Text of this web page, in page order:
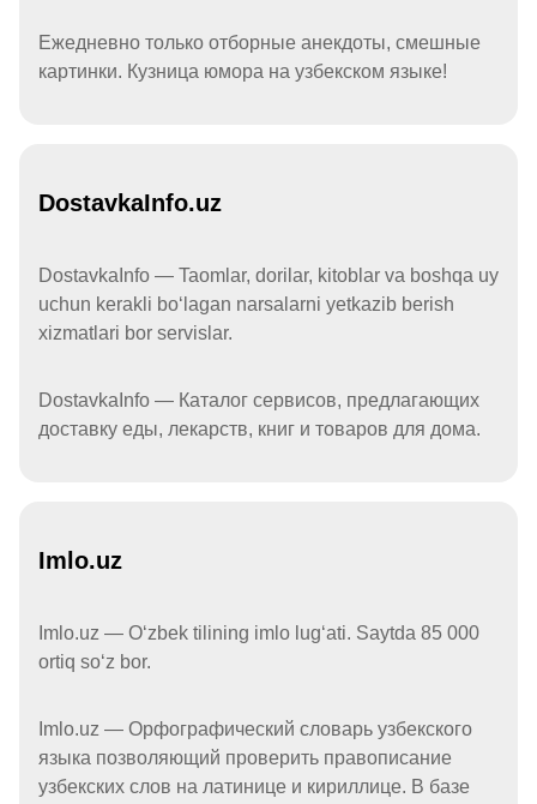
Ежедневно только отборные анекдоты, смешные
картинки. Кузница юмора на узбекском языке!
DostavkaInfo.uz
DostavkaInfo — Taomlar, dorilar, kitoblar va boshqa uy
uchun kerakli boʻlagan narsalarni yetkazib berish
xizmatlari bor servislar.
DostavkaInfo — Каталог сервисов, предлагающих
доставку еды, лекарств, книг и товаров для дома.
Imlo.uz
Imlo.uz — Oʻzbek tilining imlo lugʻati. Saytda 85 000
ortiq soʻz bor.
Imlo.uz — Орфографический словарь узбекского
языка позволяющий проверить правописание
узбекских слов на латинице и кириллице. В базе